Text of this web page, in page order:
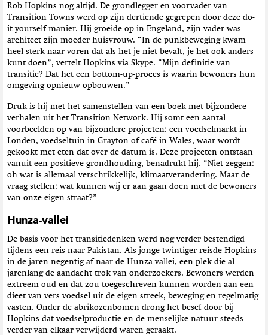
Rob Hopkins nog altijd. De grondlegger en voorvader van
Transition Towns werd op zijn dertiende gegrepen door deze do-
it-yourself-manier. Hij groeide op in Engeland, zijn vader was
architect zijn moeder huisvrouw. “In de punkbeweging kwam
heel sterk naar voren dat als het je niet bevalt, je het ook anders
kunt doen”, vertelt Hopkins via Skype. “Mijn definitie van
transitie? Dat het een bottom-up-proces is waarin bewoners hun
omgeving opnieuw opbouwen.”
Druk is hij met het samenstellen van een boek met bijzondere
verhalen uit het Transition Network. Hij somt een aantal
voorbeelden op van bijzondere projecten: een voedselmarkt in
Londen, voedseltuin in Grayton of café in Wales, waar wordt
gekookt met eten dat over de datum is. Deze projecten ontstaan
vanuit een positieve grondhouding, benadrukt hij. “Niet zeggen:
oh wat is allemaal verschrikkelijk, klimaatverandering. Maar de
vraag stellen: wat kunnen wij er aan gaan doen met de bewoners
van onze eigen straat?”
Hunza-vallei
De basis voor het transitiedenken werd nog verder bestendigd
tijdens een reis naar Pakistan. Als jonge twintiger reisde Hopkins
in de jaren negentig af naar de Hunza-vallei, een plek die al
jarenlang de aandacht trok van onderzoekers. Bewoners werden
extreem oud en dat zou toegeschreven kunnen worden aan een
dieet van vers voedsel uit de eigen streek, beweging en regelmatig
vasten. Onder de abrikozenbomen drong het besef door bij
Hopkins dat voedselproductie en de menselijke natuur steeds
verder van elkaar verwijderd waren geraakt.